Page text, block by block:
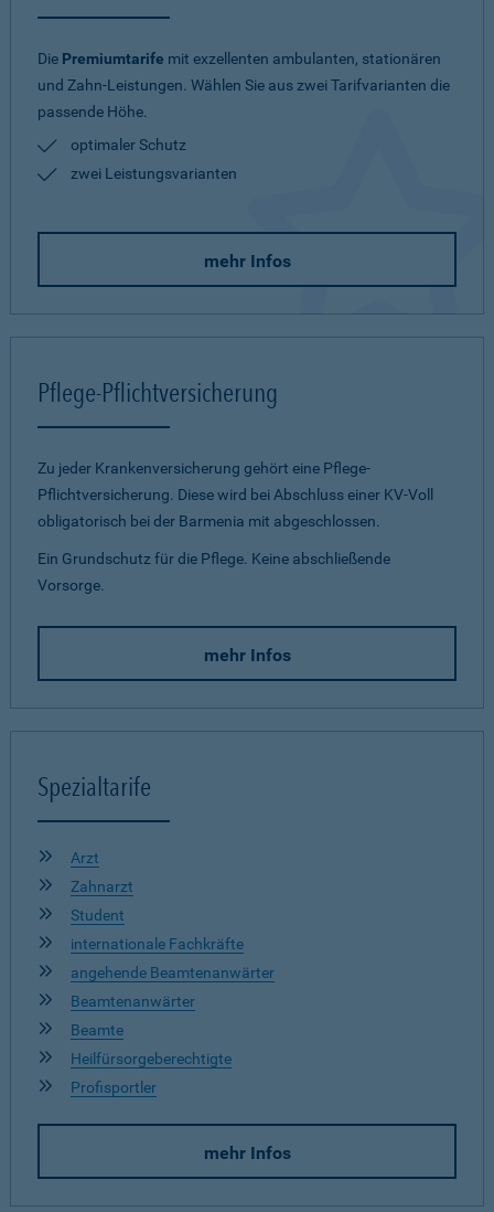
Die Premiumtarife mit exzellenten ambulanten, stationären
und Zahn-Leistungen. Wählen Sie aus zwei Tarifvarianten die
passende Höhe.
optimaler Schutz
zwei Leistungsvarianten
mehr Infos
Pflege-Pflichtversicherung
Zu jeder Krankenversicherung gehört eine Pflege-
Pflichtversicherung. Diese wird bei Abschluss einer KV-Voll
obligatorisch bei der Barmenia mit abgeschlossen.
Ein Grundschutz für die Pflege. Keine abschließende
Vorsorge.
mehr Infos
Spezialtarife
Arzt
Zahnarzt
Student
internationale Fachkräfte
angehende Beamtenanwärter
Beamtenanwärter
Beamte
Heilfürsorgeberechtigte
Profisportler
mehr Infos